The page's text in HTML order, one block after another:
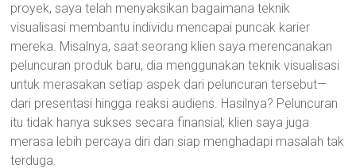
proyek, saya telah menyaksikan bagaimana teknik
visualisasi membantu individu mencapai puncak karier
mereka. Misalnya, saat seorang klien saya merencanakan
peluncuran produk baru, dia menggunakan teknik visualisasi
untuk merasakan setiap aspek dari peluncuran tersebut—
dari presentasi hingga reaksi audiens. Hasilnya? Peluncuran
itu tidak hanya sukses secara finansial; klien saya juga
merasa lebih percaya diri dan siap menghadapi masalah tak
terduga.